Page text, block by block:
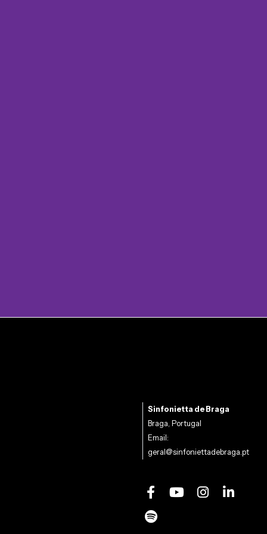
Sinfonietta de Braga
Braga, Portugal
Email:
geral@sinfoniettadebraga.pt